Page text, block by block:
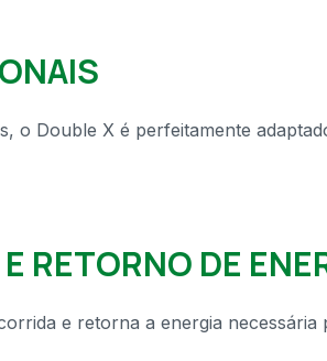
o Double X é perfeitamente
RETORNO DE
e retorna a energia necessária